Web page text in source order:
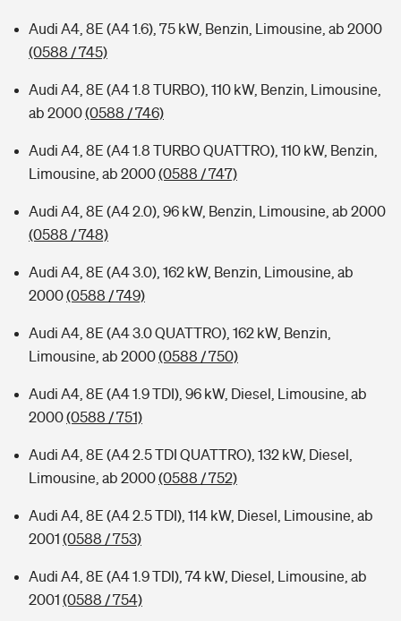
Audi A4, 8E (A4 1.6), 75 kW, Benzin, Limousine, ab 2000
(0588 / 745)
Audi A4, 8E (A4 1.8 TURBO), 110 kW, Benzin, Limousine,
ab 2000(0588 / 746)
Audi A4, 8E (A4 1.8 TURBO QUATTRO), 110 kW, Benzin,
Limousine, ab 2000(0588 / 747)
Audi A4, 8E (A4 2.0), 96 kW, Benzin, Limousine, ab 2000
(0588 / 748)
Audi A4, 8E (A4 3.0), 162 kW, Benzin, Limousine, ab
2000(0588 / 749)
Audi A4, 8E (A4 3.0 QUATTRO), 162 kW, Benzin,
Limousine, ab 2000(0588 / 750)
Audi A4, 8E (A4 1.9 TDI), 96 kW, Diesel, Limousine, ab
2000(0588 / 751)
Audi A4, 8E (A4 2.5 TDI QUATTRO), 132 kW, Diesel,
Limousine, ab 2000(0588 / 752)
Audi A4, 8E (A4 2.5 TDI), 114 kW, Diesel, Limousine, ab
2001 (0588 / 753)
Audi A4, 8E (A4 1.9 TDI), 74 kW, Diesel, Limousine, ab
2001 (0588 / 754)